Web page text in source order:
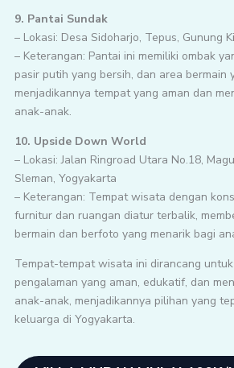
9. Pantai Sundak
– Lokasi: Desa Sidoharjo, Tepus, Gunung
– Keterangan: Pantai ini memiliki ombak
pasir putih yang bersih, dan area bermain
menjadikannya tempat yang aman dan
anak-anak.
10. Upside Down World
– Lokasi: Jalan Ringroad Utara No.18,
Sleman, Yogyakarta
– Keterangan: Tempat wisata dengan
furnitur dan ruangan diatur terbalik,
bermain dan berfoto yang menarik bagi
Tempat-tempat wisata ini dirancang
pengalaman yang aman, edukatif, dan
anak-anak, menjadikannya pilihan yang
keluarga di Yogyakarta.